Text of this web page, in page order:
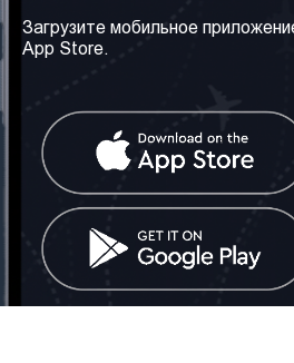
Наши сервисы
Контакт
Грузия: Тбилиси
Телефон: +442030340050
Email:info@mobinex.com
Загрузите мобильное
App Store.